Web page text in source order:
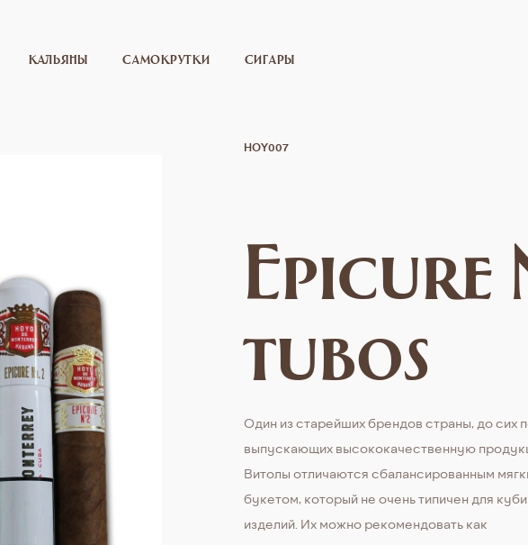
КАЛЬЯНЫ САМОКРУТКИ СИГАРЫ
HOY007
Epicure
tubos
Один из старейших брендов страны, до сих
выпускающих высококачественную
Витолы отличаются сбалансированным
букетом, который не очень типичен для
изделий. Их можно рекомендовать как